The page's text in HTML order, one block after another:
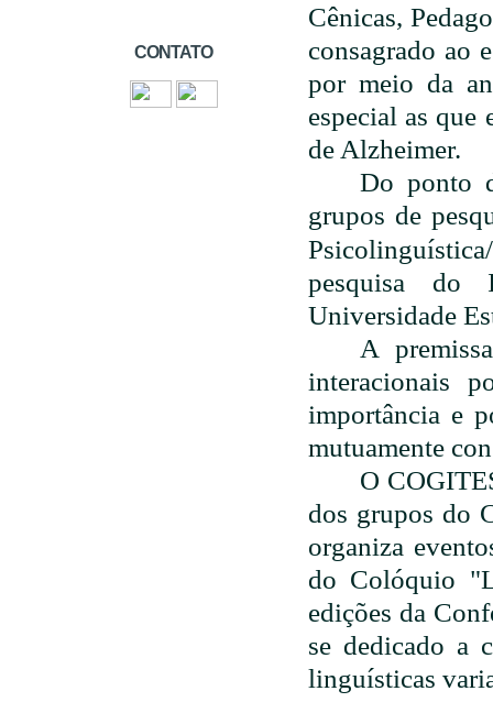
CONTATO
Cênicas,
consagrado ao
por meio da
especial as
de Alzheimer.
Do ponto
grupos de
pesquisa do
Universidade
A
interacionais
importância e
mutuamente
O
dos grupos do
organiza
do Colóquio
edições da
se dedicado a
linguísticas